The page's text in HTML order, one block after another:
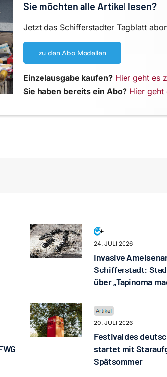
Sie möchten alle Artikel lesen?
Jetzt das Schifferstadter Tagblatt
zu den Abo Modellen
Einzelausgabe kaufen? Hier geht es
Sie haben bereits ein Abo? Hier geht
24. JULI 2026
Invasive
Schifferstadt:
über „Tapinoma
20. JULI 2026
Festival des
startet mit
Spätsommer